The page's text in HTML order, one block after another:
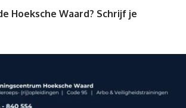
Hoeksche Waard? Schrijf je